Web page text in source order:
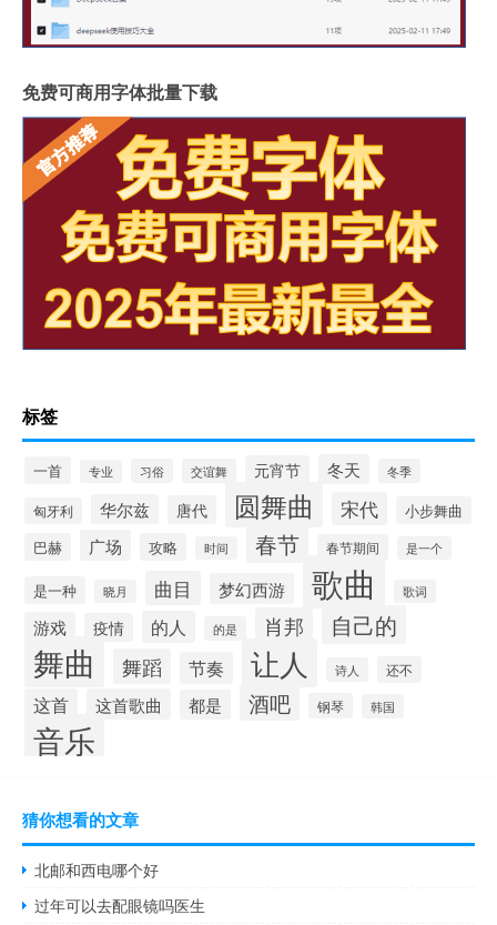
免费可商用字体批量下载
标签
一首 专业 习俗 交谊舞 元宵节 冬天 冬季
匈牙利 华尔兹 唐代 圆舞曲 宋代
小步舞曲
巴赫
广场 攻略 时间 春节 春节期间 是一个
是一种 晓月 曲目 梦幻西游 歌曲 歌词
游戏 疫情 的人 的是 肖邦 自己的
舞曲 舞蹈 节奏 让人 诗人 还不
这首 这首歌曲 都是 酒吧 钢琴 韩国
音乐
猜你想看的文章
北邮和西电哪个好
过年可以去配眼镜吗医生